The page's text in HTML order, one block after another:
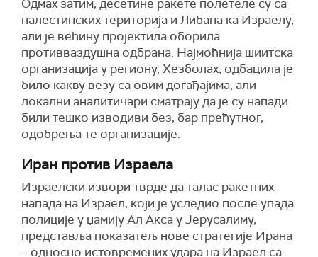
Одмах затим, десетине ракете полетеле су са
палестинских територија и Либана ка Израелу,
али је већину пројектила оборила
противваздушна одбрана. Најмоћнија шиитска
организација у региону, Хезболах, одбацила је
било какву везу са овим догађајима, али
локални аналитичари сматрају да је су напади
били тешко изводиви без, бар прећутног,
одобрења те организације.
Иран против Израела
Израелски извори тврде да талас ракетних
напада на Израел, који је уследио после упада
полиције у џамију Ал Акса у Јерусалиму,
представља показатељ нове стратегије Ирана
– односно истовремених удара на Израел са